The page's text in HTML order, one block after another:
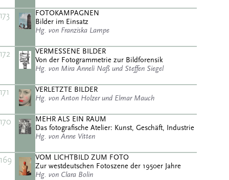
173
FOTOKAMPAGNEN
Bilder im Einsatz
Hg. von Franziska Lampe
172
VERMESSENE BILDER
Von der Fotogrammetrie zur Bildforensik
Hg. von Mira Anneli Naß und Steffen Siegel
171
VERLETZTE BILDER
Hg. von Anton Holzer und Elmar Mauch
170
MEHR ALS EIN RAUM
Das fotografische Atelier: Kunst, Geschäft, Industrie
Hg. von Anne Vitten
169
VOM LICHTBILD ZUM FOTO
Zur westdeutschen Fotoszene der 1950er Jahre
Hg. von Clara Bolin